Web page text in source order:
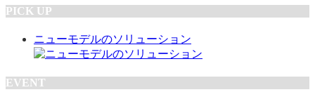
PICK UP
ニューモデルのソリューション
EVENT